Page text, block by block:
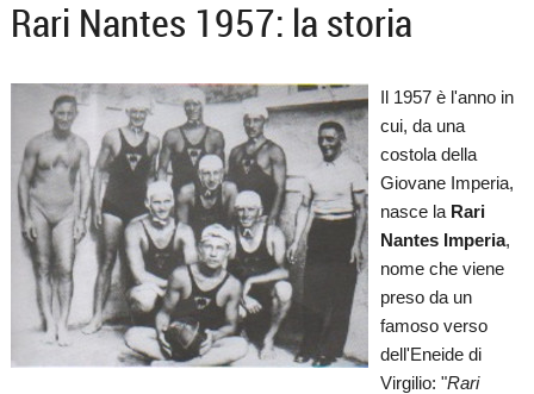
Rari Nantes 1957: la storia
Il 1957 è l'anno in
cui, da una
costola della
Giovane Imperia,
nasce laRari
Nantes Imperia,
nome che viene
preso da un
famoso verso
dell'Eneide di
Virgilio: "Rari